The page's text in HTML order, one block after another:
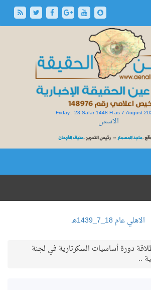
Friday , 23 Safar 1448 H as7 August
دورة أساسيات السكرتارية في لجنة
..